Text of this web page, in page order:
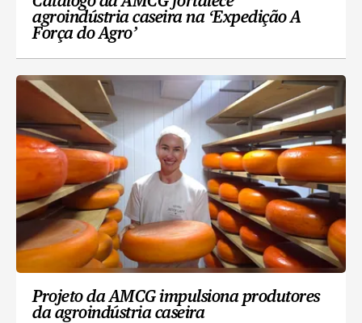
agroindústria caseira na ‘Expedição A
Força do Agro’
Projeto da AMCG impulsiona produtores
da agroindústria caseira